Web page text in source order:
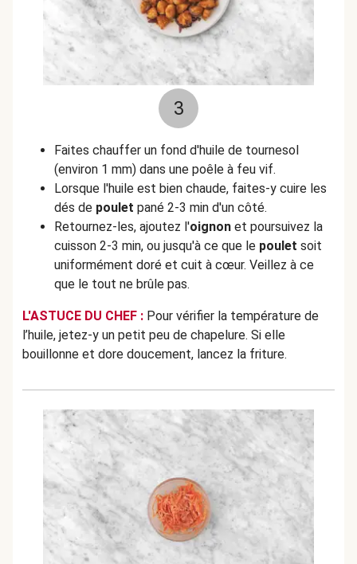
3
Faites chauffer un fond d'huile de tournesol
(environ 1 mm) dans une poêle à feu vif.
Lorsque l'huile est bien chaude, faites-y cuire les
dés de poulet pané 2-3 min d'un côté.
Retournez-les, ajoutez l'oignon et poursuivez la
cuisson 2-3 min, ou jusqu'à ce que le poulet soit
uniformément doré et cuit à cœur. Veillez à ce
que le tout ne brûle pas.
L'ASTUCE DU CHEF : Pour vérifier la température de
l’huile, jetez-y un petit peu de chapelure. Si elle
bouillonne et dore doucement, lancez la friture.